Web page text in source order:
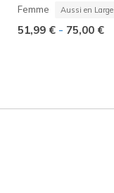
Femme Aussi en Large
51,99 € - 75,00 €